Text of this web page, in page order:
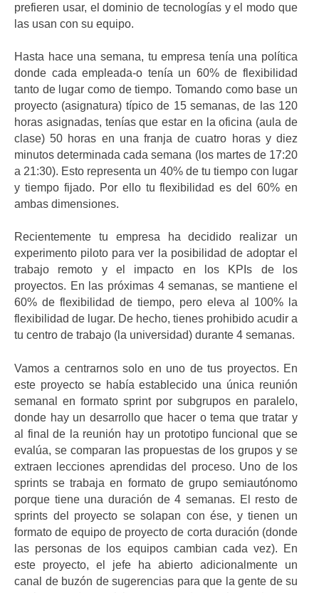
prefieren usar, el dominio de tecnologías y el modo que
las usan con su equipo.
Hasta hace una semana, tu empresa tenía una política
donde cada empleada-o tenía un 60% de flexibilidad
tanto de lugar como de tiempo. Tomando como base un
proyecto (asignatura) típico de 15 semanas, de las 120
horas asignadas, tenías que estar en la oficina (aula de
clase) 50 horas en una franja de cuatro horas y diez
minutos determinada cada semana (los martes de 17:20
a 21:30). Esto representa un 40% de tu tiempo con lugar
y tiempo fijado. Por ello tu flexibilidad es del 60% en
ambas dimensiones.
Recientemente tu empresa ha decidido realizar un
experimento piloto para ver la posibilidad de adoptar el
trabajo remoto y el impacto en los KPIs de los
proyectos. En las próximas 4 semanas, se mantiene el
60% de flexibilidad de tiempo, pero eleva al 100% la
flexibilidad de lugar. De hecho, tienes prohibido acudir a
tu centro de trabajo (la universidad) durante 4 semanas.
Vamos a centrarnos solo en uno de tus proyectos. En
este proyecto se había establecido una única reunión
semanal en formato sprint por subgrupos en paralelo,
donde hay un desarrollo que hacer o tema que tratar y
al final de la reunión hay un prototipo funcional que se
evalúa, se comparan las propuestas de los grupos y se
extraen lecciones aprendidas del proceso. Uno de los
sprints se trabaja en formato de grupo semiautónomo
porque tiene una duración de 4 semanas. El resto de
sprints del proyecto se solapan con ése, y tienen un
formato de equipo de proyecto de corta duración (donde
las personas de los equipos cambian cada vez). En
este proyecto, el jefe ha abierto adicionalmente un
canal de buzón de sugerencias para que la gente de su